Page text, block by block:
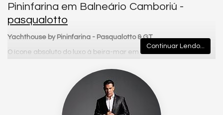
Pininfarina em Balneário Camboriú -
pasqualotto
Yachthouse by Pininfarina - Pasqualotto & GT
O ícone absoluto do luxo à beira-mar em Balneário Camboriú
empreendimento. É um símbolo de poder, design e
exclusividade — onde o céu encontra o mar e o luxo alcança
duas torres de 81 andares e quase 300 metros de altura
o Yachthouse by Pininfarina é oficialmente o
maior edifício
Continuar Lendo...